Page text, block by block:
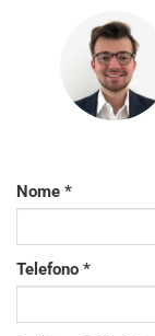
Nome
Telefono